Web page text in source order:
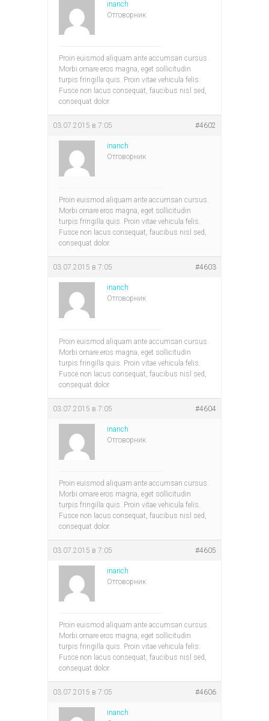
inanch
Отговорник
Proin euismod aliquam ante accumsan cursus.
Morbi ornare eros magna, eget sollicitudin
turpis fringilla quis. Proin vitae vehicula felis.
Fusce non lacus consequat, faucibus nisl sed,
consequat dolor.
03.07.2015 в 7:05 #4602
inanch
Отговорник
Proin euismod aliquam ante accumsan cursus.
Morbi ornare eros magna, eget sollicitudin
turpis fringilla quis. Proin vitae vehicula felis.
Fusce non lacus consequat, faucibus nisl sed,
consequat dolor.
03.07.2015 в 7:05 #4603
inanch
Отговорник
Proin euismod aliquam ante accumsan cursus.
Morbi ornare eros magna, eget sollicitudin
turpis fringilla quis. Proin vitae vehicula felis.
Fusce non lacus consequat, faucibus nisl sed,
consequat dolor.
03.07.2015 в 7:05 #4604
inanch
Отговорник
Proin euismod aliquam ante accumsan cursus.
Morbi ornare eros magna, eget sollicitudin
turpis fringilla quis. Proin vitae vehicula felis.
Fusce non lacus consequat, faucibus nisl sed,
consequat dolor.
03.07.2015 в 7:05 #4605
inanch
Отговорник
Proin euismod aliquam ante accumsan cursus.
Morbi ornare eros magna, eget sollicitudin
turpis fringilla quis. Proin vitae vehicula felis.
Fusce non lacus consequat, faucibus nisl sed,
consequat dolor.
03.07.2015 в 7:05 #4606
inanch